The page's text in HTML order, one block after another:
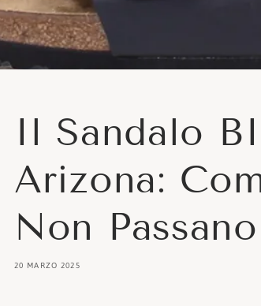
Il Sandalo
Arizona:
Non
20 MARZO 2025